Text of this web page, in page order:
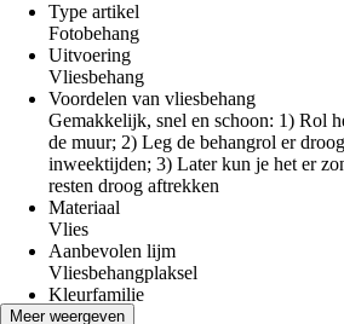
Type artikel
Fotobehang
Uitvoering
Vliesbehang
Voordelen van vliesbehang
Gemakkelijk, snel en schoon: 1) Rol
de muur; 2) Leg de behangrol er
inweektijden; 3) Later kun je het er
resten droog aftrekken
Materiaal
Vlies
Aanbevolen lijm
Vliesbehangplaksel
Kleurfamilie
Wit
Meer weergeven